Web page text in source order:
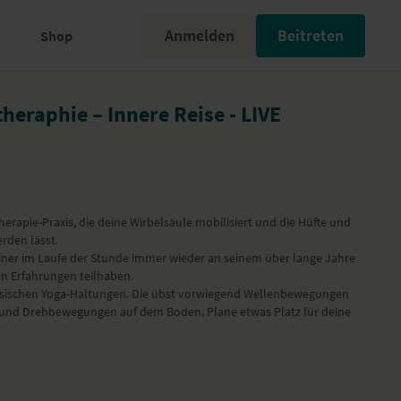
Shop Anmelden Beitreten
– Innere Reise - LIVE
Praxis, die deine Wirbelsäule mobilisiert und die Hüfte und
lässt.
im Laufe der Stunde immer wieder an seinem über lange Jahre
Erfahrungen teilhaben.
Yoga-Haltungen. Die übst vorwiegend Wellenbewegungen
Drehbewegungen auf dem Boden. Plane etwas Platz für deine